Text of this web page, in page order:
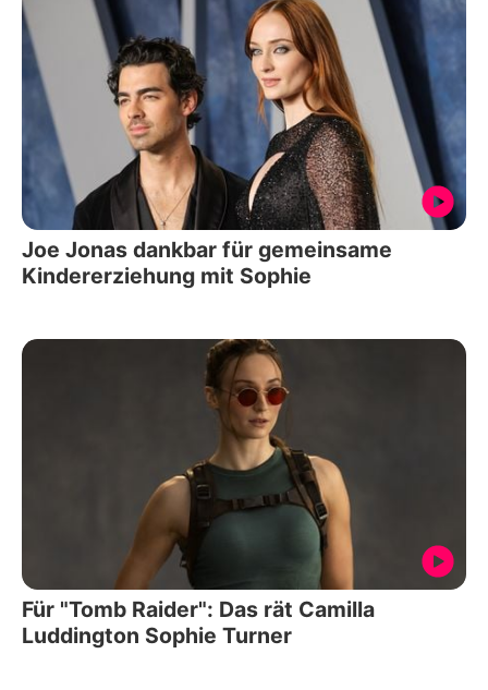
Joe Jonas dankbar für gemeinsame
Kindererziehung mit Sophie
Für "Tomb Raider": Das rät Camilla
Luddington Sophie Turner